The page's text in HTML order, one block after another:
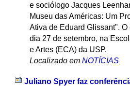
e sociólogo Jacques
Museu das Américas: Um
Ativa de Eduard Glissant".
dia 27 de setembro, na
e Artes (ECA) da USP.
Localizado em NOTÍCIAS
Juliano Spyer faz